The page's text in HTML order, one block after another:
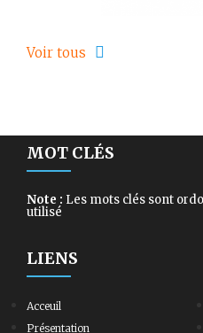
Voir tous
MOT CLÉS
Note : Les mots clés sont
utilisé
LIENS
Acceuil
Présentation